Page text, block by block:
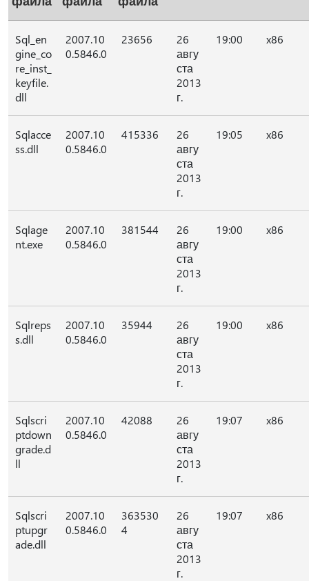
Sql_en
gine_co
re_inst_
keyfile.
dll
2007.10
0.5846.0
23656
26
авгу
ста
2013
г.
19:00 x86
Sqlacce
ss.dll
2007.10
0.5846.0
415336
26
авгу
ста
2013
г.
19:05 x86
Sqlage
nt.exe
2007.10
0.5846.0
381544
26
авгу
ста
2013
г.
19:00 x86
Sqlreps
s.dll
2007.10
0.5846.0
35944
26
авгу
ста
2013
г.
19:00 x86
Sqlscri
ptdown
grade.d
ll
2007.10
0.5846.0
42088
26
авгу
ста
2013
г.
19:07 x86
Sqlscri
ptupgr
ade.dll
2007.10
0.5846.0
363530
4
26
авгу
ста
2013
г.
19:07 x86